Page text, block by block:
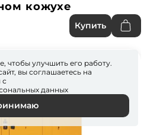
кожухе
Купить
чтобы улучшить его работу.
вы соглашаетесь на
с
данных